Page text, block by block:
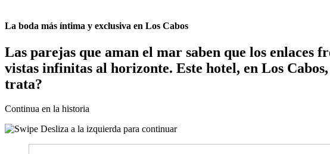
La boda más íntima y exclusiva en Los Cabos
Las parejas que aman el mar saben que los enlaces
vistas infinitas al horizonte. Este hotel, en Los
trata?
Continua en la historia
Desliza a la izquierda para continuar